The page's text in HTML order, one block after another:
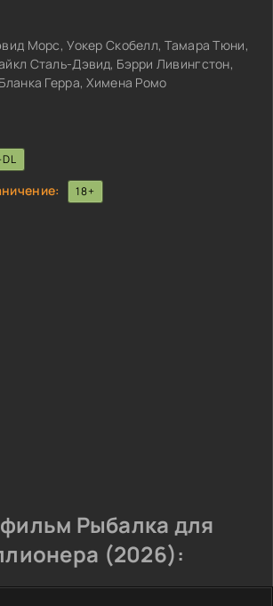
Морс, Уокер Скобелл, Тамара Тюни,
Сталь-Дэвид, Бэрри Ливингстон,
Герра, Химена Ромо
18+
Рыбалка для
(2026):